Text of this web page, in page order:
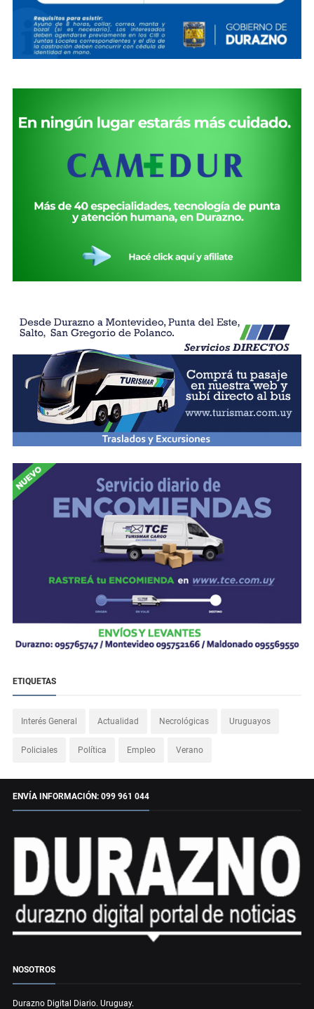
ETIQUETAS
Interés General Actualidad Necrológicas Uruguayos
Policiales Política Empleo Verano
ENVÍA INFORMACIÓN: 099 961 044
NOSOTROS
Durazno Digital Diario. Uruguay.